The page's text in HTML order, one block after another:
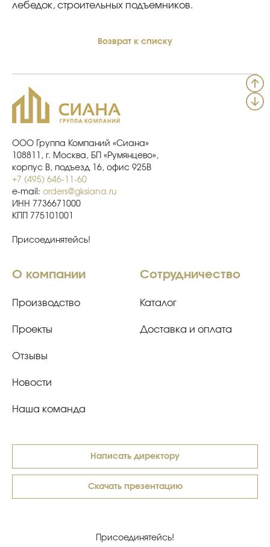
лебедок, строительных подъемников.
Возврат к списку
ООО Группа Компаний «Сиана»
108811, г. Москва, БП «Румянцево»,
корпус В, подъезд 16, офис 925В
+7 (495) 646-11-60
e-mail: orders@gksiana.ru
ИНН 7736671000
КПП 775101001
Присоединятейсь!
О компании
Производство
Проекты
Отзывы
Новости
Наша команда
Сотрудничество
Каталог
Доставка и оплата
Написать директору
Скачать презентацию
Присоединятейсь!